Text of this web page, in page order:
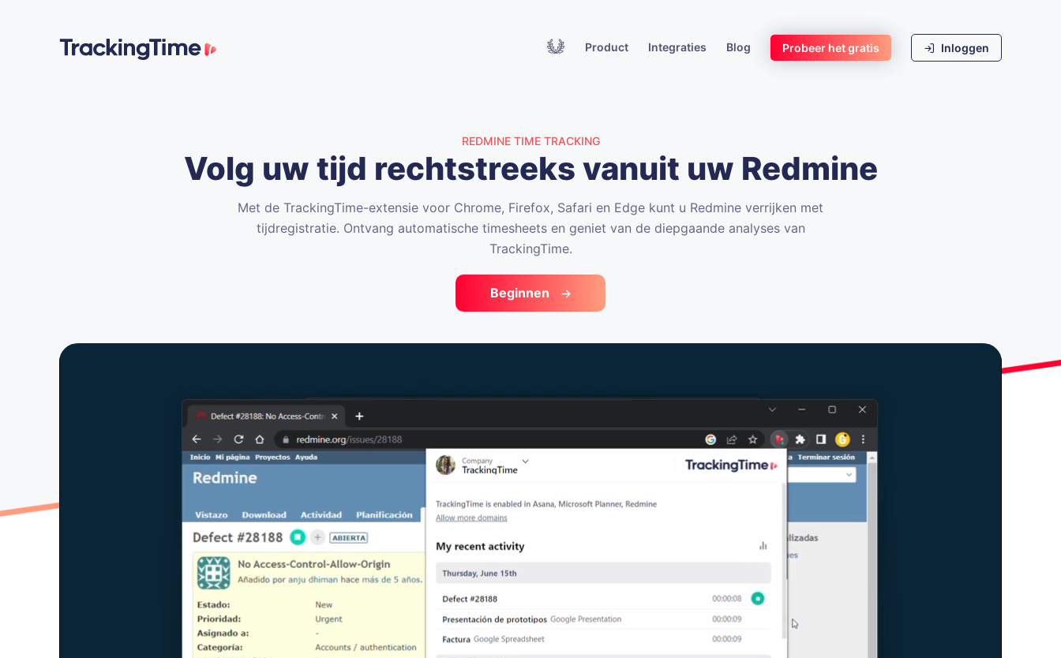
Product Integraties Blog Probeer het gratis Inloggen
REDMINE TIME TRACKING
Volg uw tijd rechtstreeks vanuit uw Redmine
Met de TrackingTime-extensie voor Chrome, Firefox, Safari en Edge kunt u Redmine verrijken met
tijdregistratie. Ontvang automatische timesheets en geniet van de diepgaande analyses van
TrackingTime.
Beginnen